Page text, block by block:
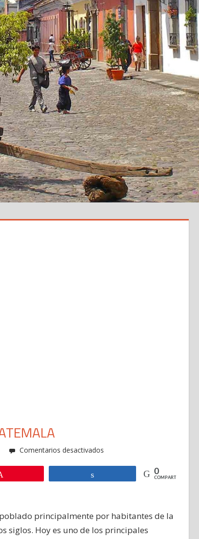
Comentarios desactivados
0
COMPARTIR
principalmente por habitantes de la
siglos. Hoy es uno de los principales